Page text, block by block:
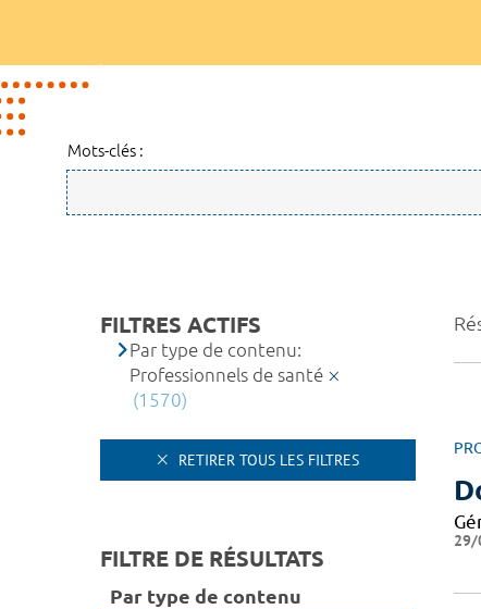
Mots-clés :
29/
FILTRES ACTIFS
Par type de contenu:
Professionnels de santé
(1570)
RETIRER TOUS LES FILTRES
FILTRE DE RÉSULTATS
Par type de contenu